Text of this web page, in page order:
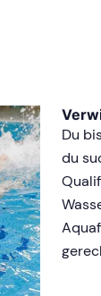
Du
du